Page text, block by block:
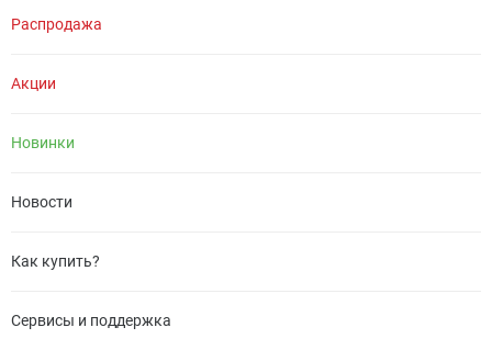
Распродажа
Акции
Новинки
Новости
Как купить?
Сервисы и поддержка